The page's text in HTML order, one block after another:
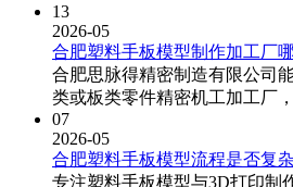
13
2026-05
合肥塑料手板模型制作加工厂
合肥思脉得精密制造有限公司
类或板类零件精密机工加工厂
07
2026-05
合肥塑料手板模型流程是否复
专注塑料手板模型与3D打印制